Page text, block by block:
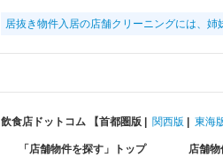
居抜き物件入居の店舗クリーニングには、
飲食店ドットコム 【首都圏版 関西版 東海
「店舗物件を探す」トップ
店舗